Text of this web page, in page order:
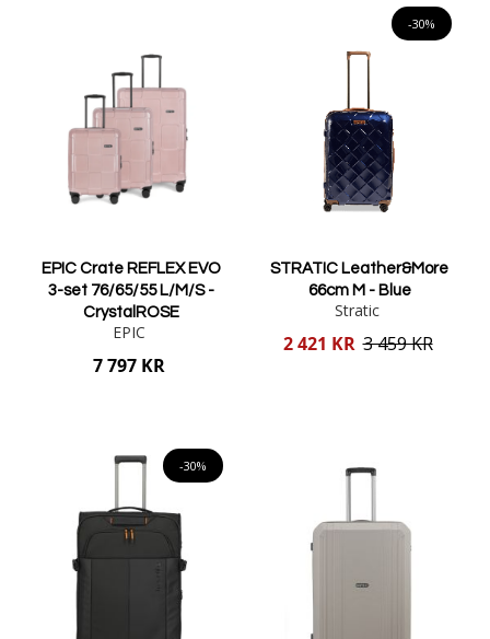
EPIC Crate REFLEX EVO
3-set 76/65/55 L/M/S -
CrystalROSE
EPIC
7 797 KR
-30%
STRATIC Leather&More
66cm M - Blue
Stratic
Reducerat
2 421 KR 3 459 KR
-30%